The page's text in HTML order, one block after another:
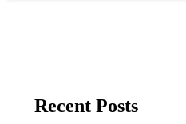
Recent Posts